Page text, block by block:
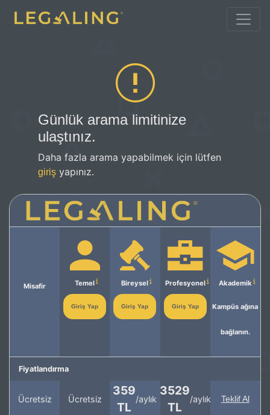
Günlük arama limitinize
ulaştınız.
Daha fazla arama yapabilmek için lütfen
giriş yapınız.
Misafir Temel
Giriş Yap
Bireysel
Giriş Yap
Profesyonel
Giriş Yap
Akademik
Kampüs ağına
bağlanın.
Fiyatlandırma
Ücretsiz Ücretsiz
359
TL
/aylık
3529
TL
/aylık Teklif Al